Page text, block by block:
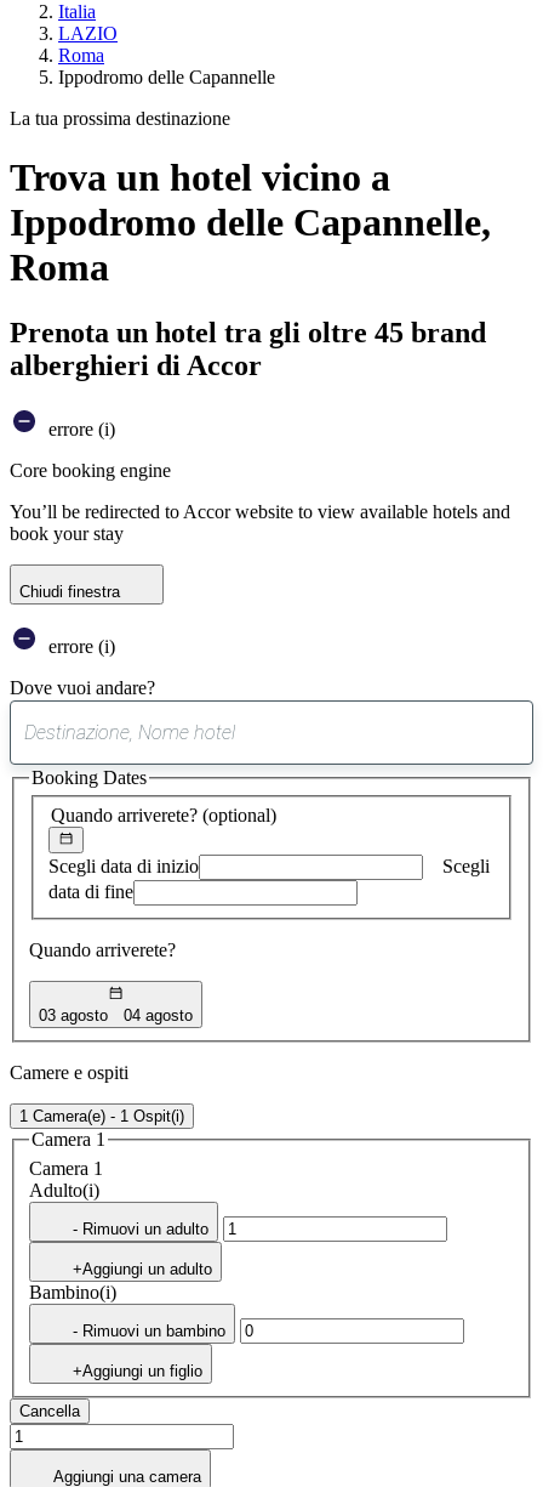
Italia
LAZIO
Roma
Ippodromo delle Capannelle
La tua prossima destinazione
Trova un hotel vicino a
Ippodromo delle Capannelle,
Roma
Prenota un hotel tra gli oltre 45 brand
alberghieri di Accor
errore (i)
Core booking engine
You’ll be redirected to Accor website to view available hotels and
book your stay
Chiudi finestra
errore (i)
Dove vuoi andare?
suggerimento
trovato
Quando arriverete? (optional)
Scegli data di inizio
Scegli
data di fine
Quando arriverete?
03 agosto 04 agosto
Booking Dates
Camere e ospiti
1 Camera(e) - 1 Ospit(i)
Camera 1
Camera 1
Adulto(i)
- Rimuovi un adulto
+Aggiungi un adulto
Bambino(i)
- Rimuovi un bambino
+Aggiungi un figlio
Cancella
Aggiungi una camera